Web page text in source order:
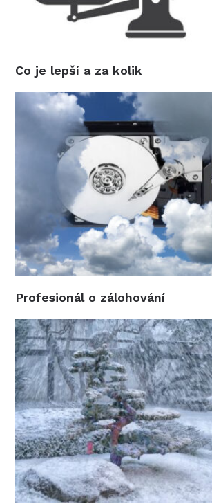
Co je lepší a za kolik
Profesionál o zálohování